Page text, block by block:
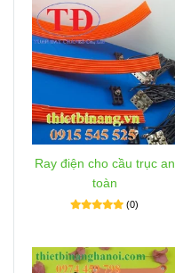
Ray điện cho cầu trục an
toàn
(0)